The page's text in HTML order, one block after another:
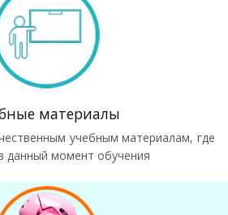
материалы
учебным материалам, где
данный момент обучения